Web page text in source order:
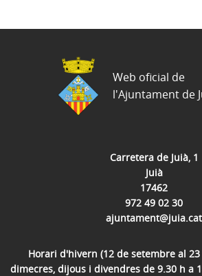
Carretera de Juià, 1
Juià
17462
972 49 02 30
ajuntament@juia.cat
Horari d'hivern (12 de setembre al
dimecres, dijous i divendres de 9.30 h a
Web oficial de
l'Ajuntament de